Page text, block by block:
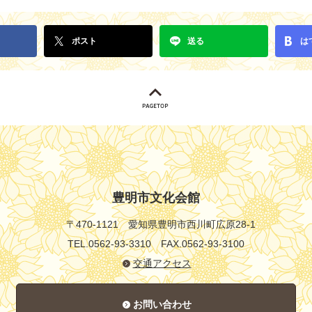
ポスト 送る は
豊明市文化会館
〒470-1121愛知県豊明市西川町広原28-1
TEL.0562-93-3310FAX.0562-93-3100
交通アクセス
お問い合わせ